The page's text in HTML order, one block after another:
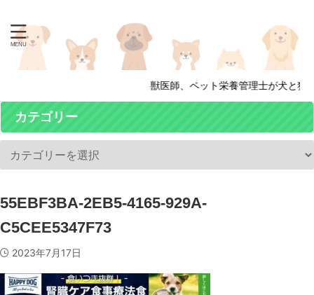
獣医師、ペット栄養管理士が犬と猫
カテゴリー
55EBF3BA-2EB5-4165-929A-
C5CEE5347F73
2023年7月17日